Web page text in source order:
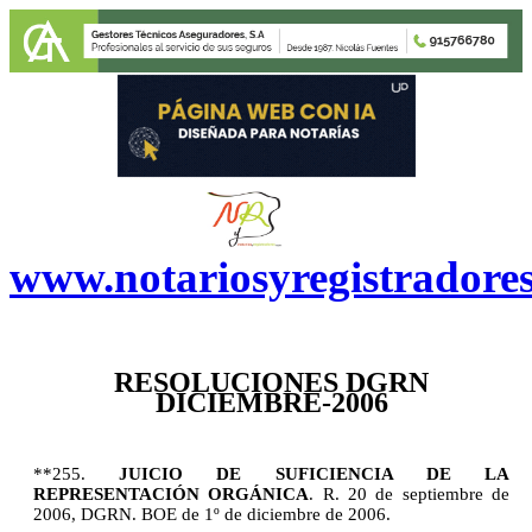
RESOLUCIONES DGRN
DICIEMBRE-2006
**255.JUICIO DE SUFICIENCIA DE LA
REPRESENTACIÓN ORGÁNICA. R. 20 de septiembre de
2006, DGRN. BOE de 1º de diciembre de 2006.